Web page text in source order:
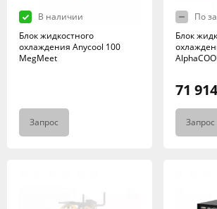
В наличии
Блок жидкостного
охлаждения Anycool 100
MegMeet
Запрос
По
Блок
71
Запрос